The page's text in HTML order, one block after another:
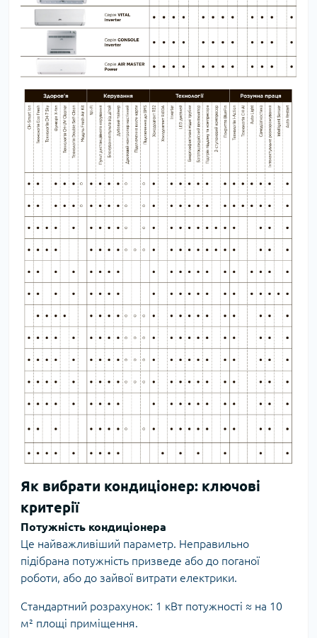
Як вибрати кондиціонер: ключові
критерії
Потужність кондиціонера
Це найважливіший параметр. Неправильно
підібрана потужність призведе або до поганої
роботи, або до зайвої витрати електрики.
Стандартний розрахунок: 1 кВт потужності ≈ на 10
м² площі приміщення.